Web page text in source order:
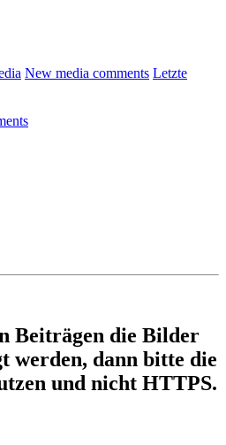
New media comments Letzte
Beiträgen die Bilder
werden, dann bitte die
und nicht HTTPS.